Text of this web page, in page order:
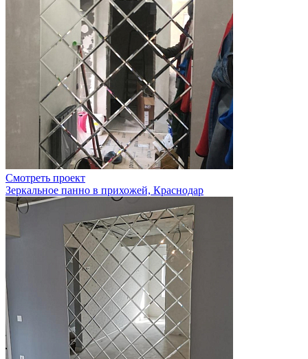
Смотреть проект
Зеркальное панно в прихожей, Краснодар